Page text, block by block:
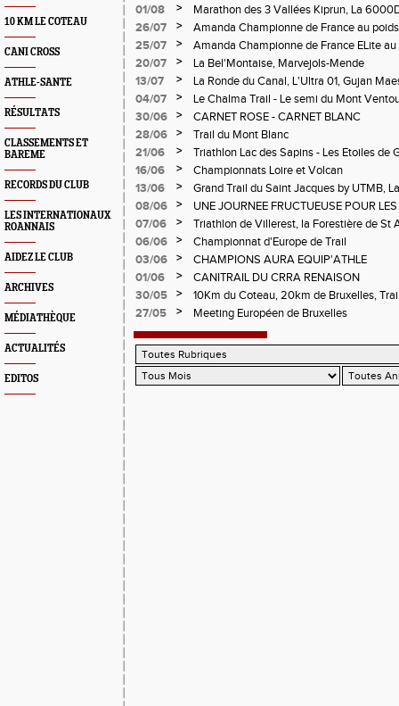
10 KM LE COTEAU
CANI CROSS
ATHLE-SANTE
RÉSULTATS
CLASSEMENTS ET
BAREME
RECORDS DU CLUB
LES INTERNATIONAUX
ROANNAIS
AIDEZ LE CLUB
ARCHIVES
MÉDIATHÈQUE
ACTUALITÉS
EDITOS
01/08
>
Marathon des 3 Vallées Kiprun, La
Verticale d'Orcières, St Augustin
26/07 >
Amanda Championne de France au poids
25/07
>
Amanda Championne de France ELite
20/07
>
La Bel'Montaise, Marvejols-Mende
13/07
>
La Ronde du Canal, L'Ultra 01, Gujan
04/07
>
Le Chalma Trail - Le semi du Mont
Cublize - Les Passerelles de Monteynard
Pralognon La Vanoise
30/06 >
CARNET ROSE - CARNET BLANC
28/06
>
Trail du Mont Blanc
21/06
>
Triathlon Lac des Sapins - Les Etoiles de
16/06
>
Championnats Loire et Volcan
13/06
>
Grand Trail du Saint Jacques by UTMB,
d'Andrézieux-Bouthéon
08/06 >
UNE JOURNEE FRUCTUEUSE POUR
CHAMPIONNATS DE LA LOIRE A
07/06 >
Triathlon de Villerest, la Forestière de St
Circuit de la Sure, Tour du Pays Roannais
06/06 >
Championnat d'Europe de Trail
03/06
>
CHAMPIONS AURA EQUIP'ATHLE
01/06
>
CANITRAIL DU CRRA RENAISON
30/05
>
10Km du Coteau, 20km de Bruxelles,
Pilatrail
27/05 > Meeting Européen de Bruxelles